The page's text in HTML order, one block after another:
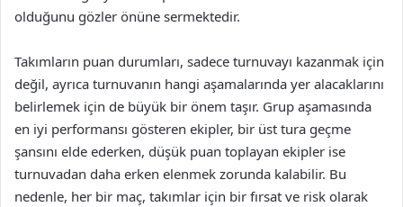
olduğunu gözler önüne sermektedir.
Takımların puan durumları, sadece turnuvayı kazanmak için
değil, ayrıca turnuvanın hangi aşamalarında yer alacaklarını
belirlemek için de büyük bir önem taşır. Grup aşamasında
en iyi performansı gösteren ekipler, bir üst tura geçme
şansını elde ederken, düşük puan toplayan ekipler ise
turnuvadan daha erken elenmek zorunda kalabilir. Bu
nedenle, her bir maç, takımlar için bir fırsat ve risk olarak